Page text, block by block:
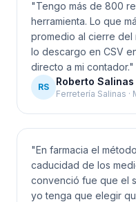
"Tengo más de 800
herramienta. Lo que
promedio al cierre del
lo descargo en CSV
directo a mi contador."
RS Roberto Salinas
Ferretería Salinas ·
"En farmacia el
caducidad de los
convenció fue que el
yo tenga que elegir